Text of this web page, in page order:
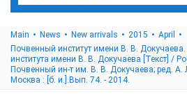
Main News New arrivals 2015
April
Почвенный институт имени В. В.
института имени В. В. Докучаева [Текст] /
Почвенный ин-т им. В. В. Докучаева; ред. А.
Москва : [б. и.].Вып. 74. - 2014.